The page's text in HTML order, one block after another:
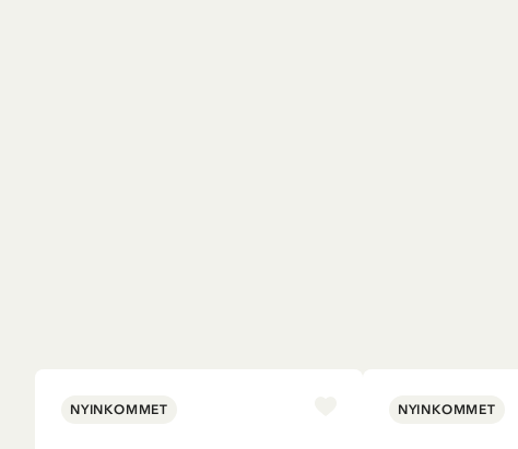
NYINKOMMET NYINKOMMET